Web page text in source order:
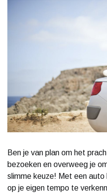
Ben je van plan om het
bezoeken en overweeg je
slimme keuze! Met een auto
op je eigen tempo te